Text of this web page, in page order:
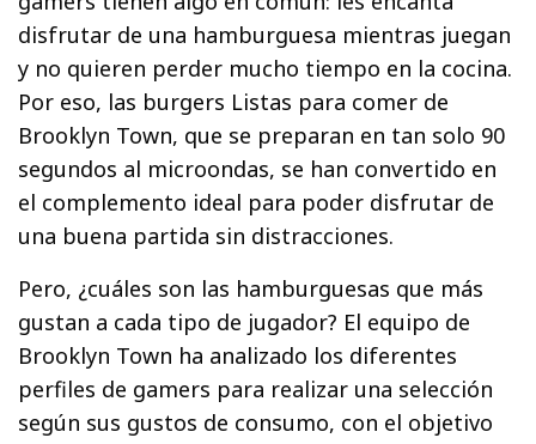
disfrutar de una hamburguesa mientras juegan
y no quieren perder mucho tiempo en la cocina.
Por eso, las burgers Listas para comer de
Brooklyn Town, que se preparan en tan solo 90
segundos al microondas, se han convertido en
el complemento ideal para poder disfrutar de
una buena partida sin distracciones.
Pero, ¿cuáles son las hamburguesas que más
gustan a cada tipo de jugador? El equipo de
Brooklyn Town ha analizado los diferentes
perfiles de gamers para realizar una selección
según sus gustos de consumo, con el objetivo